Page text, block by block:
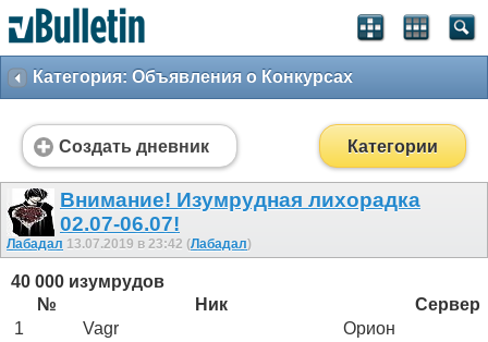
Категория: Объявления о Конкурсах
Создать дневник Категории
Внимание! Изумрудная лихорадка
02.07-06.07!
Лабадал 13.07.2019 в 23:42 (Лабадал)
40 000 изумрудов
№
Ник
Сервер
1
Vagr
Орион